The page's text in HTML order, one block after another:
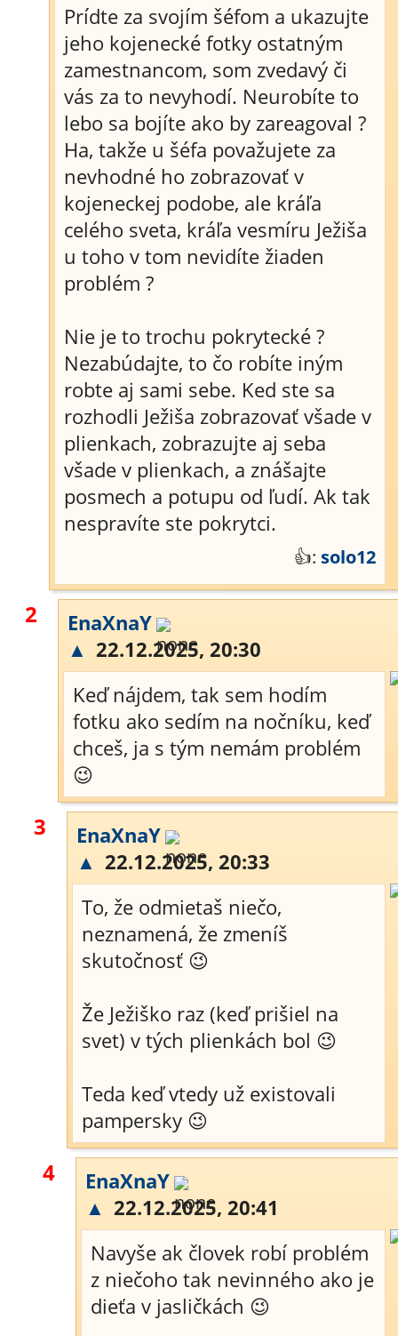
Prídte za svojím šéfom a ukazujte
jeho kojenecké fotky ostatným
zamestnancom, som zvedavý či
vás za to nevyhodí. Neurobíte to
lebo sa bojíte ako by zareagoval ?
Ha, takže u šéfa považujete za
nevhodné ho zobrazovať v
kojeneckej podobe, ale kráľa
celého sveta, kráľa vesmíru Ježiša
u toho v tom nevidíte žiaden
problém ?
Nie je to trochu pokrytecké ?
Nezabúdajte, to čo robíte iným
robte aj sami sebe. Ked ste sa
rozhodli Ježiša zobrazovať všade v
plienkach, zobrazujte aj seba
všade v plienkach, a znášajte
posmech a potupu od ľudí. Ak tak
nespravíte ste pokrytci.
👍: solo12
2
EnaXnaY
▲ 22.12.2025, 20:30
Keď nájdem, tak sem hodím
fotku ako sedím na nočníku, keď
chceš, ja s tým nemám problém
😉
3
EnaXnaY
▲ 22.12.2025, 20:33
To, že odmietaš niečo,
neznamená, že zmeníš
skutočnosť 😉
Že Ježiško raz (keď prišiel na
svet) v tých plienkách bol 😉
Teda keď vtedy už existovali
pampersky 😉
4
EnaXnaY
▲ 22.12.2025, 20:41
Navyše ak človek robí problém
z niečoho tak nevinného ako je
dieťa v jasličkách 😉